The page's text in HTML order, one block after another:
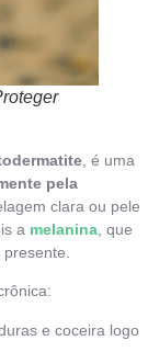
, é uma
pela
clara ou pele
a melanina , que
e coceira logo